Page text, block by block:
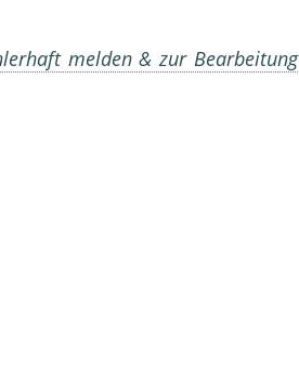
melden & zur Bearbeitung